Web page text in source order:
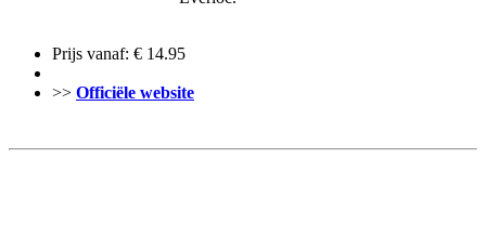
Prijs vanaf: € 14.95
>> Officiële website